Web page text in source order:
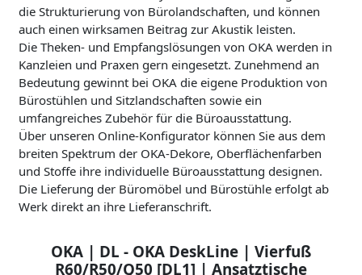
die Strukturierung von Bürolandschaften, und können
auch einen wirksamen Beitrag zur Akustik leisten.
Die Theken- und Empfangslösungen von OKA werden in
Kanzleien und Praxen gern eingesetzt. Zunehmend an
Bedeutung gewinnt bei OKA die eigene Produktion von
Bürostühlen und Sitzlandschaften sowie ein
umfangreiches Zubehör für die Büroausstattung.
Über unseren Online-Konfigurator können Sie aus dem
breiten Spektrum der OKA-Dekore, Oberflächenfarben
und Stoffe ihre individuelle Büroausstattung designen.
Die Lieferung der Büromöbel und Bürostühle erfolgt ab
Werk direkt an ihre Lieferanschrift.
OKA | DL - OKA DeskLine | Vierfuß
R60/R50/Q50 [DL1] | Ansatztische